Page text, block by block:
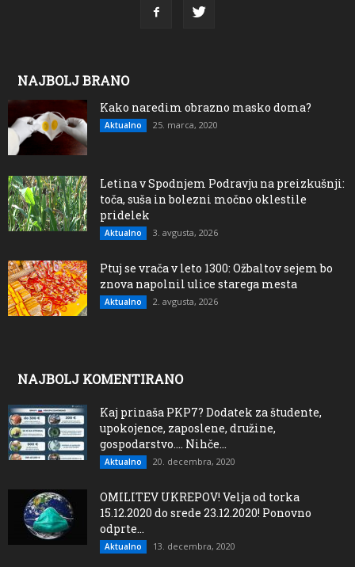
NAJBOLJ BRANO
Kako naredim obrazno masko doma?
Aktualno 25. marca, 2020
Letina v Spodnjem Podravju na preizkušnji:
toča, suša in bolezni močno oklestile
pridelek
Aktualno 3. avgusta, 2026
Ptuj se vrača v leto 1300: Ožbaltov sejem bo
znova napolnil ulice starega mesta
Aktualno 2. avgusta, 2026
NAJBOLJ KOMENTIRANO
Kaj prinaša PKP7? Dodatek za študente,
upokojence, zaposlene, družine,
gospodarstvo…. Nihče...
Aktualno 20. decembra, 2020
OMILITEV UKREPOV! Velja od torka
15.12.2020 do srede 23.12.2020! Ponovno
odprte...
Aktualno 13. decembra, 2020